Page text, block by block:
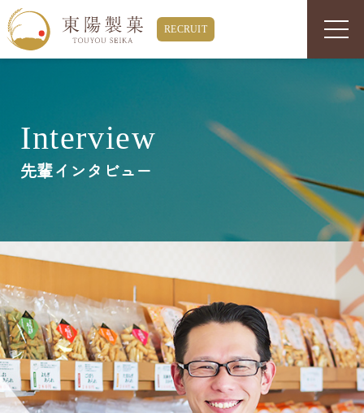
Interview
先輩インタビュー